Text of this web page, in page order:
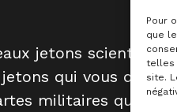
Pour
que
telles
site.
jetons
qui vous
militaires que